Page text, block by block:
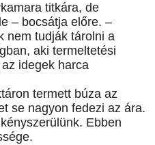
titkára, de
– bocsátja előre. –
nem tudják tárolni a
aki termeltetési
idegek harca
termett búza az
se nagyon fedezi az ára.
Ebben